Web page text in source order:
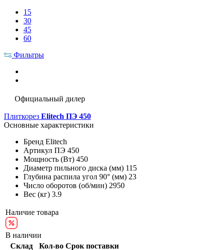
15
30
45
60
Фильтры
Официальный дилер
Плиткорез Elitech ПЭ 450
Основные характеристики
Бренд Elitech
Артикул ПЭ 450
Мощность (Вт) 450
Диаметр пильного диска (мм) 115
Глубина распила угол 90° (мм) 23
Число оборотов (об/мин) 2950
Вес (кг) 3.9
Наличие товара
В наличии
Склад
Кол-во Срок поставки